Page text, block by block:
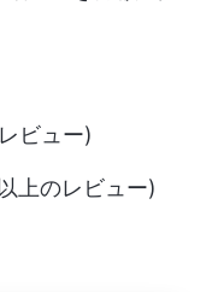
ビュー)
上のレビュー)